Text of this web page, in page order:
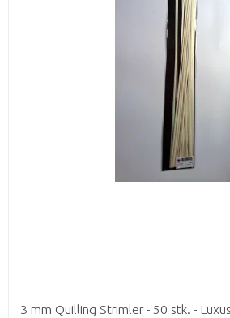
3 mm Quilling Strimler - 50 stk. -